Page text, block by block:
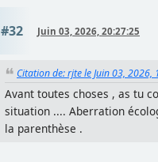
#32 Juin 03, 2026, 20:27:25
Citation de: rjte le Juin 03, 2026,
Avant toutes choses , as tu
situation .... Aberration
la parenthèse .